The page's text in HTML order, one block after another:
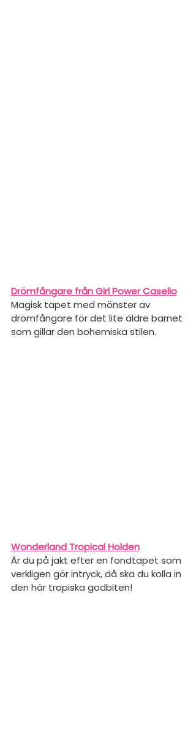
Drömfångare från Girl Power Caselio
Magisk tapet med mönster av
drömfångare för det lite äldre barnet
som gillar den bohemiska stilen.
Wonderland Tropical Holden
Är du på jakt efter en fondtapet som
verkligen gör intryck, då ska du kolla in
den här tropiska godbiten!